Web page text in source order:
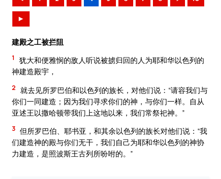
►
建殿之工被拦阻
1
犹大和便雅悯的敌人听说被掳归回的人为耶和华以色列的
神建造殿宇，
2 就去见所罗巴伯和以色列的族长，对他们说：“请容我们与
你们一同建造；因为我们寻求你们的神，与你们一样。自从
亚述王以撒哈顿带我们上这地以来，我们常祭祀神。”
3 但所罗巴伯、耶书亚，和其余以色列的族长对他们说：“我
们建造神的殿与你们无干，我们自己为耶和华以色列的神协
力建造，是照波斯王古列所吩咐的。”